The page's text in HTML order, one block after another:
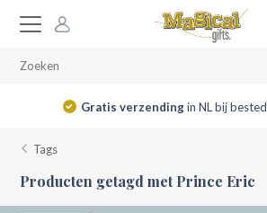
Gratis verzendingin NL bij
Tags
Producten getagd met Prince Eric